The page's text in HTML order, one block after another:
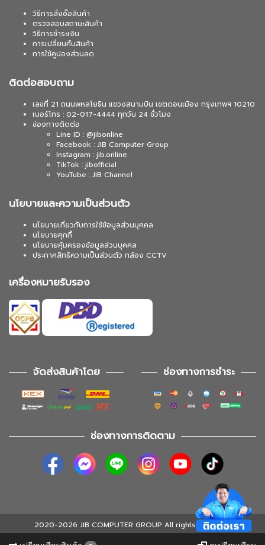
วิธีการสั่งซื้อสินค้า
ตรวจสอบสถานะสินค้า
วิธีการชำระเงิน
การเปลี่ยนคืนสินค้า
การใช้คูปองส่วนลด
ติดต่อสอบถาม
เลขที่ 21 ถนนพหลโยธิน แขวงสนามบิน เขตดอนเมือง กรุงเทพฯ 10210
เบอร์โทร : 02-017-4444 ทุกวัน 24 ชั่วโมง
ช่องทางติดต่อ
Line ID : @jibonline
Facebook : JIB Computer Group
Instagram : jib.online
TikTok : jibofficial
YouTube : JIB Channel
นโยบายและความเป็นส่วนตัว
นโยบายเกี่ยวกับการใช้ข้อมูลส่วนบุคคล
นโยบายคุกกี้
นโยบายคุ้มครองข้อมูลส่วนบุคคล
ประกาศสิทธิความเป็นส่วนตัว กล้อง CCTV
เครื่องหมายรับรอง
จัดส่งสินค้าโดย ช่องทางการชำระ
ช่องทางการติดตาม
2020-2026 JIB COMPUTER GROUP All rights reserved